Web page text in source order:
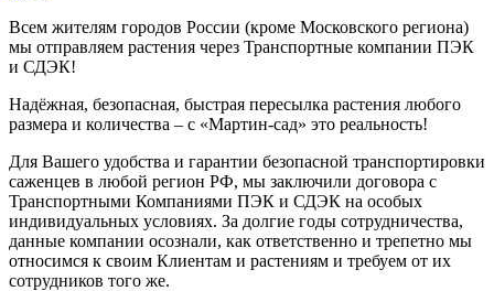
Всем жителям городов России (кроме Московского региона)
мы отправляем растения через Транспортные компании ПЭК
и СДЭК!
Надёжная, безопасная, быстрая пересылка растения любого
размера и количества – с «Мартин-сад» это реальность!
Для Вашего удобства и гарантии безопасной транспортировки
саженцев в любой регион РФ, мы заключили договора с
Транспортными Компаниями ПЭК и СДЭК на особых
индивидуальных условиях. За долгие годы сотрудничества,
данные компании осознали, как ответственно и трепетно мы
относимся к своим Клиентам и растениям и требуем от их
сотрудников того же.